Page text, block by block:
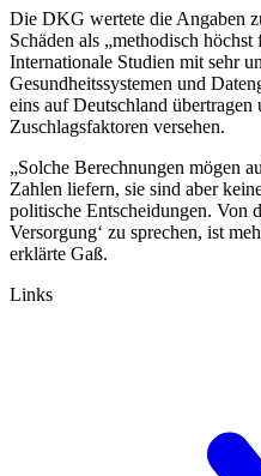
Die DKG wertete die Angaben
Schäden als „methodisch
Internationale Studien mit sehr
Gesundheitssystemen und
eins auf Deutschland
Zuschlagsfaktoren versehen.
„Solche Berechnungen mögen
Zahlen liefern, sie sind aber
politische Entscheidungen. Von
Versorgung‘ zu sprechen, ist
erklärte Gaß.
Links